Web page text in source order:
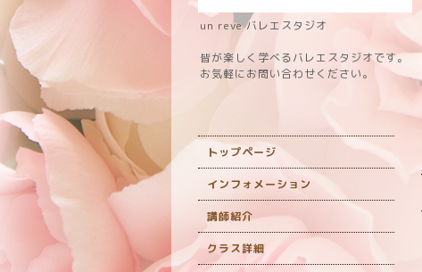
un reve バレエスタジオ
皆が楽しく学べるバレエスタジオです。
お気軽にお問い合わせください。
トップページ
インフォメーション
講師紹介
クラス詳細